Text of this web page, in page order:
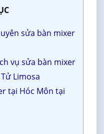
sửa bàn mixer
vụ sửa bàn mixer
Limosa
tại Hóc Môn tại